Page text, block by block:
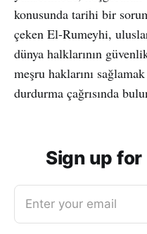
konusunda tarihi bir
çeken El-Rumeyhi,
dünya halklarının
meşru haklarını
durdurma çağrısında
Sign up
Enter your email